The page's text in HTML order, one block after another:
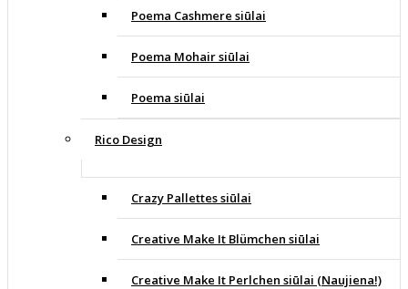
Poema Cashmere siūlai
Poema Mohair siūlai
Poema siūlai
Rico Design
Crazy Pallettes siūlai
Creative Make It Blümchen siūlai
Creative Make It Perlchen siūlai (Naujiena!)